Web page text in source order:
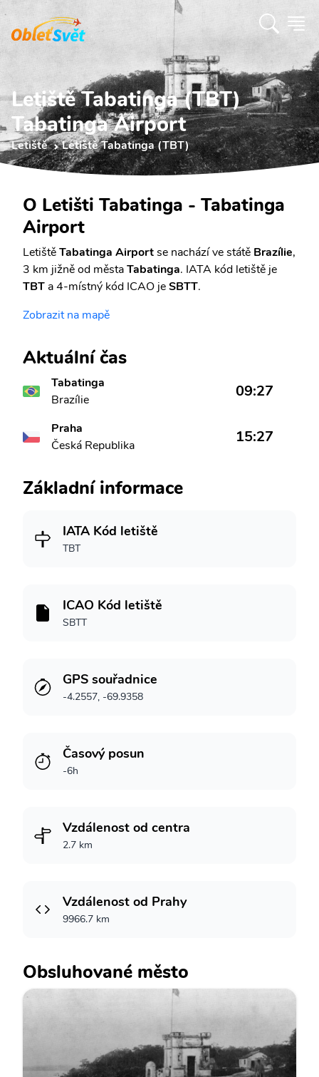
Letiště Tabatinga (TBT)
Tabatinga Airport
Letiště Letiště Tabatinga (TBT)
O Letišti Tabatinga - Tabatinga
Airport
LetištěTabatinga Airportse nachází ve státě Brazílie,
3 km jižně od městaTabatinga. IATA kód letiště je
TBT a 4-místný kód ICAO jeSBTT.
Zobrazit na mapě
Aktuální čas
Tabatinga
Brazílie
09:27
Praha
Česká Republika
15:27
Základní informace
IATA Kód letiště
TBT
ICAO Kód letiště
SBTT
GPS souřadnice
-4.2557, -69.9358
Časový posun
-6h
Vzdálenost od centra
2.7 km
Vzdálenost od Prahy
9966.7 km
Obsluhované město